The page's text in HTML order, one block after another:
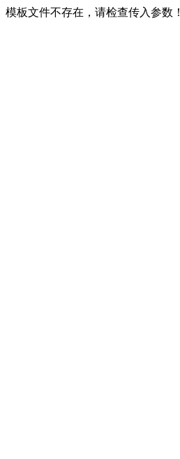
模板文件不存在，请检查传入参数！